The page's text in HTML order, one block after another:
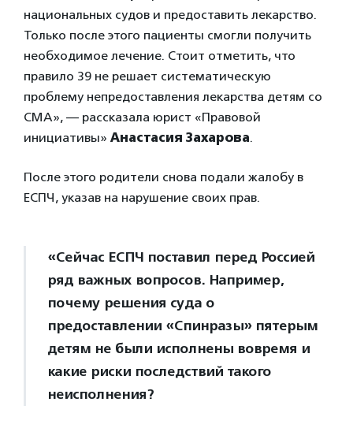
национальных судов и предоставить лекарство.
Только после этого пациенты смогли получить
необходимое лечение. Стоит отметить, что
правило 39 не решает систематическую
проблему непредоставления лекарства детям со
СМА», — рассказала юрист «Правовой
инициативы» Анастасия Захарова.
После этого родители снова подали жалобу в
ЕСПЧ, указав на нарушение своих прав.
«Сейчас ЕСПЧ поставил перед Россией
ряд важных вопросов. Например,
почему решения суда о
предоставлении «Спинразы» пятерым
детям не были исполнены вовремя и
какие риски последствий такого
неисполнения?